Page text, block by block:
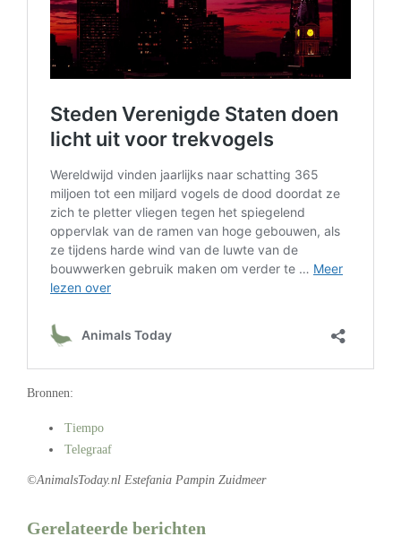
Bronnen:
Tiempo
Telegraaf
©AnimalsToday.nl Estefania Pampin Zuidmeer
Gerelateerde berichten